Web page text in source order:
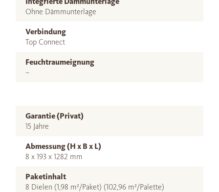
Ohne Dämmunterlage
Verbindung
Top Connect
Feuchtraumeignung
–
Garantie (Privat)
15 Jahre
Abmessung (H x B x L)
8 x 193 x 1282 mm
Paketinhalt
8 Dielen (1,98 m²/Paket) (102,96 m²/Palette)